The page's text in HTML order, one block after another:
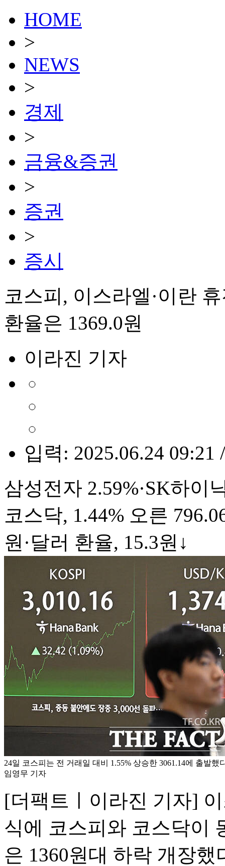
HOME
>
NEWS
>
경제
>
금융&증권
>
증권
>
증시
코스피, 이스라엘·이란
환율은 1369.0원
이라진 기자
입력: 2025.06.24 09:21
삼성전자 2.59%·SK하이
코스닥, 1.44% 오른
원·달러 환율, 15.3원↓
24일 코스피는 전 거래일 대비 1.55% 상승한 3061.14에 출발했
임영무 기자
[더팩트ㅣ이라진 기자]
식에 코스피와 코스닥이
은 1360원대 하락 개장했